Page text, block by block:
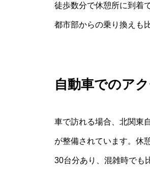
徒歩数分で休憩所に到着
都市部からの乗り換えも
自動車でのア
車で訪れる場合、北関東
が整備されています。休
30台分あり、混雑時でも